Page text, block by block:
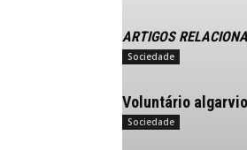
ARTIGOS
Sociedade
Voluntário algarvio
Sociedade